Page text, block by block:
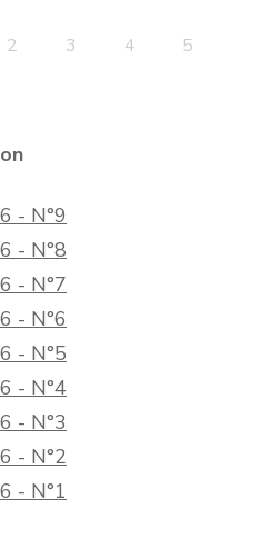
2 3 4 5
- N°9
- N°8
- N°7
- N°6
- N°5
- N°4
- N°3
- N°2
- N°1